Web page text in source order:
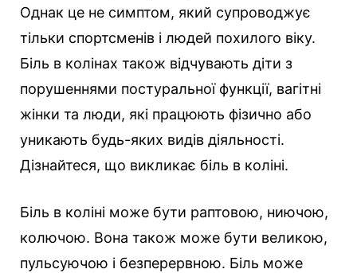
Однак це не симптом, який супроводжує
тільки спортсменів і людей похилого віку.
Біль в колінах також відчувають діти з
порушеннями постуральної функції, вагітні
жінки та люди, які працюють фізично або
уникають будь-яких видів діяльності.
Дізнайтеся, що викликає біль в коліні.
Біль в коліні може бути раптовою, ниючою,
колючою. Вона також може бути великою,
пульсуючою і безперервною. Біль може